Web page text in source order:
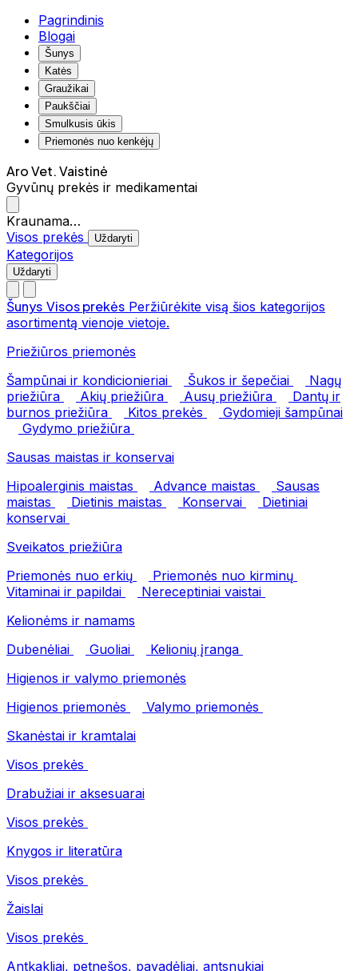
Pagrindinis
Blogai
Šunys
Katės
Graužikai
Paukščiai
Smulkusis ūkis
Priemonės nuo kenkėjų
Aro Vet. Vaistinė
Gyvūnų prekės ir medikamentai
Kraunama…
Visos prekės
Uždaryti
Kategorijos
Uždaryti
Šunys Visos prekės Peržiūrėkite visą šios kategorijos
asortimentą vienoje vietoje.
Priežiūros priemonės
Šampūnai ir kondicionieriai
Šukos ir šepečiai
Nagų
priežiūra
Akių priežiūra Ausų priežiūra
Dantų ir
burnos priežiūra
Kitos prekės
Gydomieji šampūnai
Gydymo priežiūra
Sausas maistas ir konservai
Hipoalerginis maistas
Advance maistas
Sausas
maistas
Dietinis maistas Konservai
Dietiniai
konservai
Sveikatos priežiūra
Priemonės nuo erkių
Priemonės nuo kirminų
Vitaminai ir papildai
Nereceptiniai vaistai
Kelionėms ir namams
Dubenėliai
Guoliai
Kelionių įranga
Higienos ir valymo priemonės
Higienos priemonės
Valymo priemonės
Skanėstai ir kramtalai
Visos prekės
Drabužiai ir aksesuarai
Visos prekės
Knygos ir literatūra
Visos prekės
Žaislai
Visos prekės
Antkakliai, petnešos, pavadėliai, antsnukiai